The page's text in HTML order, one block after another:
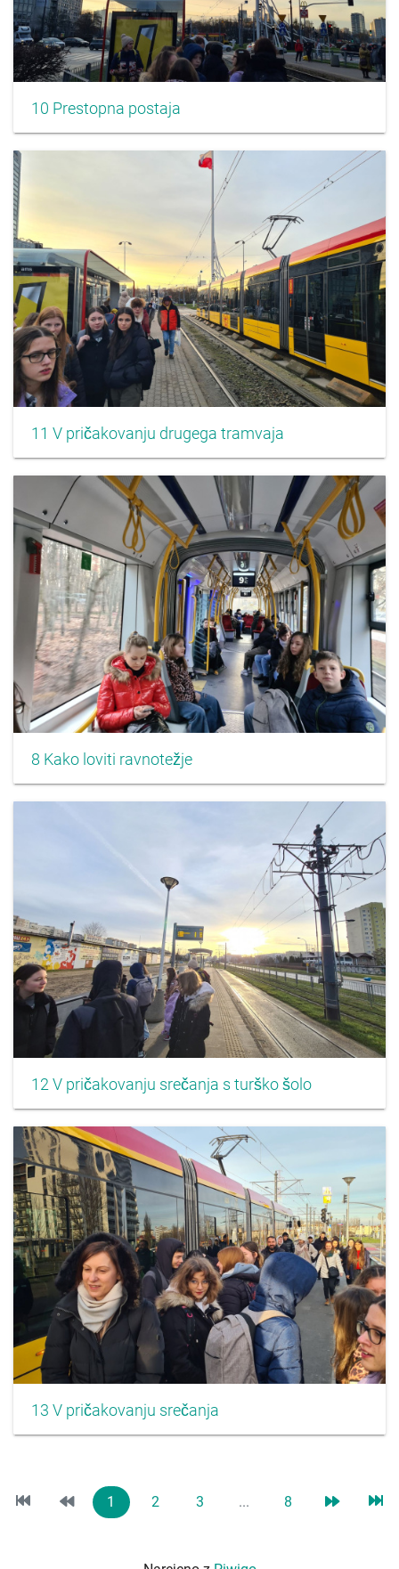
10 Prestopna postaja
11 V pričakovanju drugega tramvaja
8 Kako loviti ravnotežje
12 V pričakovanju srečanja s turško šolo
13 V pričakovanju srečanja
1 2 3 ... 8